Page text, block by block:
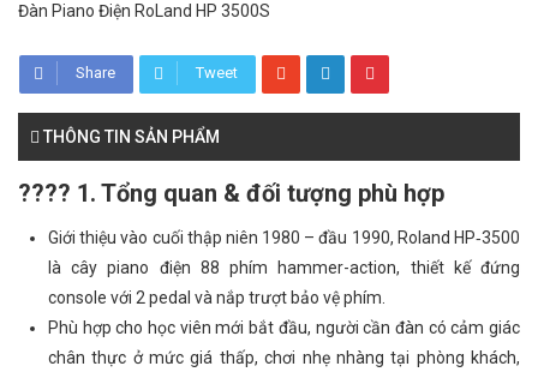
Đàn Piano Điện RoLand HP 3500S
Share Tweet
THÔNG TIN SẢN PHẨM
???? 1. Tổng quan & đối tượng phù hợp
Giới thiệu vào cuối thập niên 1980 – đầu 1990, Roland HP‑3500
là cây piano điện 88 phím hammer-action, thiết kế đứng
console với 2 pedal và nắp trượt bảo vệ phím.
Phù hợp cho học viên mới bắt đầu, người cần đàn có cảm giác
chân thực ở mức giá thấp, chơi nhẹ nhàng tại phòng khách,